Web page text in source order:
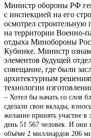
Министр обороны РФ
с инспекцией на его
осмотрел строительную
на территории Военно-
отдыха Минобороны
Кубинке. Министр
элементов будущей
совещание, где были
архитектурным
технологии
– Хотел бы начать со слов
сделали свои вклады,
желание принять участие
день 51 567 человек. И они
объёме 2 миллиардов 206